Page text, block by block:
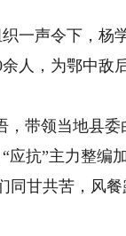
声令下，杨
人，为鄂中敌
带领当地县委
应抗”主力整编
同甘共苦，风